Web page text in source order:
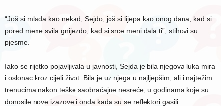
“Još si mlada kao nekad, Sejdo, još si lijepa kao onog dana, kad si
pored mene svila gnijezdo, kad si srce meni dala ti”, stihovi su
pjesme.
Iako se rijetko pojavljivala u javnosti, Sejda je bila njegova luka mira
i oslonac kroz cijeli život. Bila je uz njega u najljepšim, ali i najtežim
trenucima nakon teške saobraćajne nesreće, u godinama koje su
donosile nove izazove i onda kada su se reflektori gasili.